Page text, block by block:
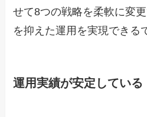
せて8つの戦略を柔軟に変
を抑えた運用を実現できる
運用実績が安定している